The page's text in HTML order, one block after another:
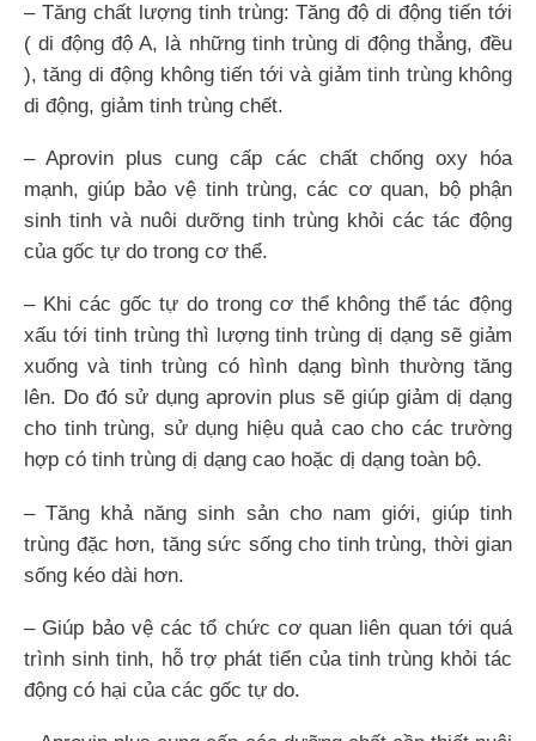
– Tăng chất lượng tinh trùng: Tăng độ di động tiến tới
( di động độ A, là những tinh trùng di động thẳng, đều
), tăng di động không tiến tới và giảm tinh trùng không
di động, giảm tinh trùng chết.
– Aprovin plus cung cấp các chất chống oxy hóa
mạnh, giúp bảo vệ tinh trùng, các cơ quan, bộ phận
sinh tinh và nuôi dưỡng tinh trùng khỏi các tác động
của gốc tự do trong cơ thể.
– Khi các gốc tự do trong cơ thể không thể tác động
xấu tới tinh trùng thì lượng tinh trùng dị dạng sẽ giảm
xuống và tinh trùng có hình dạng bình thường tăng
lên. Do đó sử dụng aprovin plus sẽ giúp giảm dị dạng
cho tinh trùng, sử dụng hiệu quả cao cho các trường
hợp có tinh trùng dị dạng cao hoặc dị dạng toàn bộ.
– Tăng khả năng sinh sản cho nam giới, giúp tinh
trùng đặc hơn, tăng sức sống cho tinh trùng, thời gian
sống kéo dài hơn.
– Giúp bảo vệ các tổ chức cơ quan liên quan tới quá
trình sinh tinh, hỗ trợ phát tiển của tinh trùng khỏi tác
động có hại của các gốc tự do.